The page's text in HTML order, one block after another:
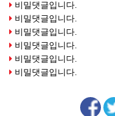
비밀댓글입니다.
비밀댓글입니다.
비밀댓글입니다.
비밀댓글입니다.
비밀댓글입니다.
비밀댓글입니다.